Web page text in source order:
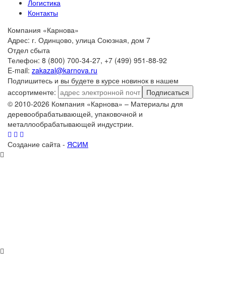
Логистика
Контакты
Компания «Карнова»
Адрес: г. Одинцово, улица Союзная, дом 7
Отдел сбыта
Телефон: 8 (800) 700-34-27, +7 (499) 951-88-92
E-mail: zakazal@karnova.ru
Подпишитесь и вы будете в курсе новинок в нашем
ассортименте:
Подписаться
© 2010-2026 Компания «Карнова» – Материалы для
деревообрабатывающей, упаковочной и
металлообрабатывающей индустрии.
Создание сайта - ЯСИМ